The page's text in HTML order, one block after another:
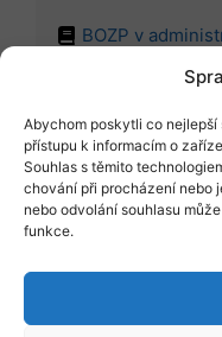
Abychom poskytli co
přístupu k informacím o
Souhlas s těmito
chování při procházení nebo
nebo odvolání souhlasu
funkce.
BOZP v